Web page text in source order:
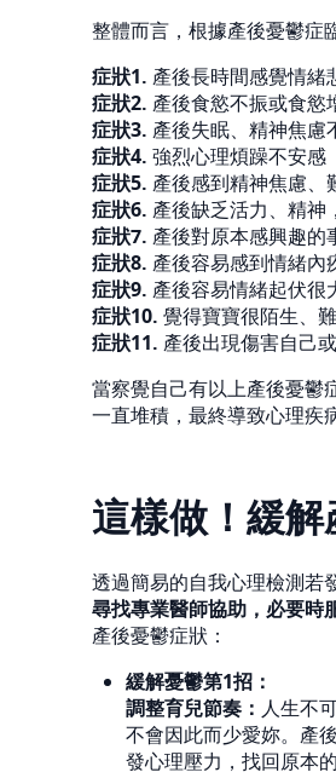
整體而言，根據產後憂鬱症
症狀1. 產後長時間感覺情緒
症狀2. 產後食慾不振或食慾
症狀3. 產後失眠、精神焦慮
症狀4. 強烈心理煩躁不安感
症狀5. 產後感到精神焦慮、
症狀6. 產後缺乏活力、精神
症狀7. 產後對原本感興趣的
症狀8. 產後容易感到情緒內
症狀9. 產後容易情緒起伏很
症狀10. 覺得寶寶很陌生、
症狀11. 產後出現傷害自己
當察覺自己有以上產後憂鬱
一直堆積，最終導致心理疾病
這樣做！緩
透過簡易的自我心理檢測若
尋找專業醫師協助，必要時
產後憂鬱症狀：
緩解憂鬱第1招：
調整育兒節奏： 人生不
不會因此而少愛妳。產
發心理壓力，找回原本